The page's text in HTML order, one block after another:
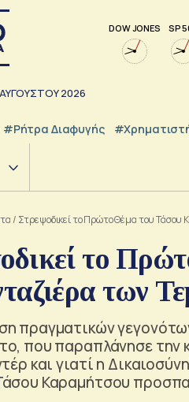
DOW JONES SP
ΑΥΓΟΥΣΤΟΥ2026
#ρήτρα Διαφυγής
/ Στρεψοδικεί το Πρώτο Θέμα του Τάσου
το
των
πραγματικών
που παραπλάνησε την
και γιατί η
Καραμήτσου